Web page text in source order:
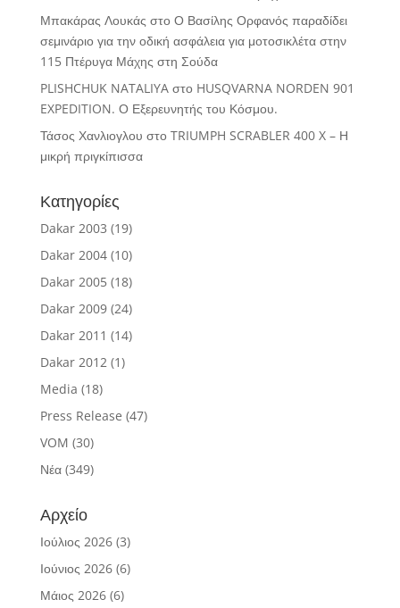
Μπακάρας Λουκάς στο Ο Βασίλης Ορφανός παραδίδει
σεμινάριο για την οδική ασφάλεια για μοτοσικλέτα στην
115 Πτέρυγα Μάχης στη Σούδα
PLISHCHUK NATALIYAστο HUSQVARNA NORDEN 901
EXPEDITION. Ο Εξερευνητής του Κόσμου.
Τάσος Χανλιογλου στο TRIUMPH SCRABLER 400 X – Η
μικρή πριγκίπισσα
Κατηγορίες
Dakar 2003 (19)
Dakar 2004(10)
Dakar 2005(18)
Dakar 2009(24)
Dakar 2011 (14)
Dakar 2012(1)
Media (18)
Press Release (47)
VOM (30)
Νέα(349)
Αρχείο
Ιούλιος 2026(3)
Ιούνιος 2026(6)
Μάιος 2026(6)